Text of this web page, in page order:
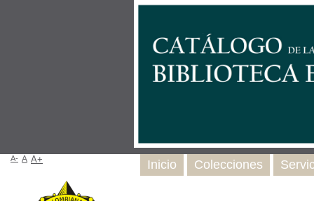
Inicio Colecciones
A- A A+